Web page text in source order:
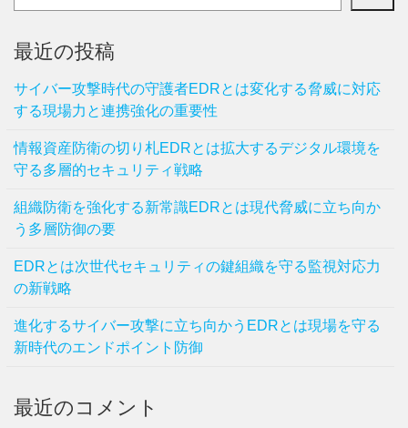
最近の投稿
サイバー攻撃時代の守護者EDRとは変化する脅威に対応
する現場力と連携強化の重要性
情報資産防衛の切り札EDRとは拡大するデジタル環境を
守る多層的セキュリティ戦略
組織防衛を強化する新常識EDRとは現代脅威に立ち向か
う多層防御の要
EDRとは次世代セキュリティの鍵組織を守る監視対応力
の新戦略
進化するサイバー攻撃に立ち向かうEDRとは現場を守る
新時代のエンドポイント防御
最近のコメント